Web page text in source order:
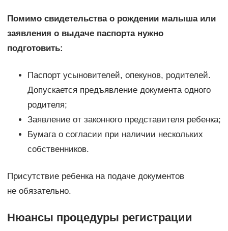
Помимо свидетельства о рождении малыша или
заявления о выдаче паспорта нужно
подготовить:
Паспорт усыновителей, опекунов, родителей.
Допускается предъявление документа одного
родителя;
Заявление от законного представителя ребенка;
Бумага о согласии при наличии нескольких
собственников.
Присутствие ребенка на подаче документов
не обязательно.
Нюансы процедуры регистрации